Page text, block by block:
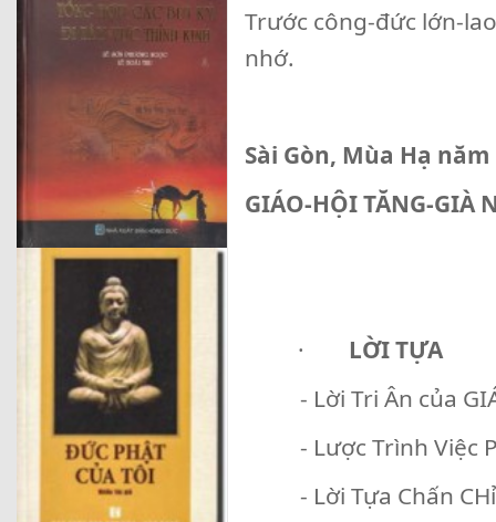
Trước công-đức lớn-
nhớ.
Sài Gòn, Mùa Hạ năm
GIÁO-HỘI TĂNG-GIÀ
· LỜI TỰA
- Lời Tri Ân của
- Lược Trình Việc
- Lời Tựa Chấn